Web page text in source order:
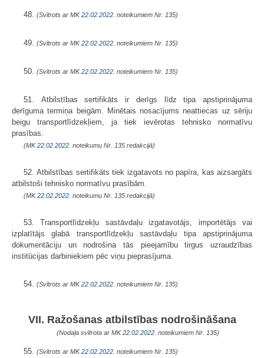
48. (Svītrots ar MK22.02.2022. noteikumiem Nr. 135)
49. (Svītrots ar MK22.02.2022. noteikumiem Nr. 135)
50. (Svītrots ar MK22.02.2022. noteikumiem Nr. 135)
51. Atbilstības sertifikāts ir derīgs līdz tipa apstiprinājuma
derīguma termiņa beigām. Minētais nosacījums neattiecas uz sēriju
beigu transportlīdzekļiem, ja tiek ievērotas tehnisko normatīvu
prasības.
(MK22.02.2022. noteikumu Nr. 135 redakcijā)
52. Atbilstības sertifikāts tiek izgatavots no papīra, kas aizsargāts
atbilstoši tehnisko normatīvu prasībām.
(MK22.02.2022. noteikumu Nr. 135 redakcijā)
53. Transportlīdzekļu sastāvdaļu izgatavotājs, importētājs vai
izplatītājs glabā transportlīdzekļu sastāvdaļu tipa apstiprinājuma
dokumentāciju un nodrošina tās pieejamību tirgus uzraudzības
institūcijas darbiniekiem pēc viņu pieprasījuma.
54. (Svītrots ar MK22.02.2022. noteikumiem Nr. 135)
VII. Ražošanas atbilstības nodrošināšana
(Nodaļa svītrota ar MK22.02.2022. noteikumiem Nr. 135)
55. (Svītrots ar MK22.02.2022. noteikumiem Nr. 135)